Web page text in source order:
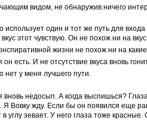
видом, не обнаружив ничего
использует один и тот же путь для
этот чувствую. Он не похож ни на
жизни не похож ни на
он есть. И не отсутствие вкуса вновь
нет у меня лучшего пути.
вновь недосып. А когда выспишься?
Я Вовку жду. Если бы он появился еще
углу зевает. У него глаза тоже